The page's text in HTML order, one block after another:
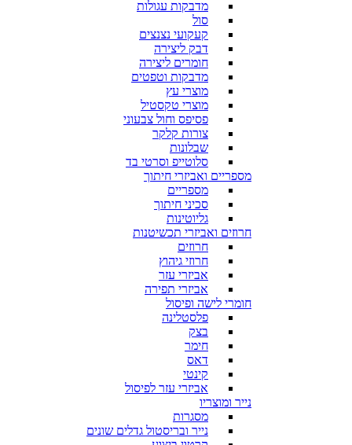
מדבקות עגולות
סול
קעקועי נצנצים
דבק ליצירה
חומרים ליצירה
מדבקות וטפטים
מוצרי עץ
מוצרי טקסטיל
פסיפס וחול צבעוני
צורות קלקר
שבלונות
סלוטייפ וסרטי בד
מספריים ואביזרי חיתוך
מספריים
סכיני חיתוך
גליוטינות
חרוזים ואביזרי תכשיטנות
חרוזים
חרוזי גיהוץ
אביזרי עזר
אביזרי תפירה
חומרי לישה ופיסול
פלסטלינה
בצק
חימר
דאס
קינטי
אביזרי עזר לפיסול
נייר ומוצריו
מסגרות
נייר ובריסטול גדלים שונים